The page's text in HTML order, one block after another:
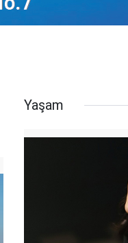
Yaşam